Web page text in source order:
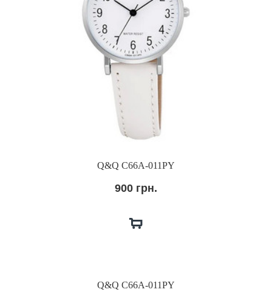
Q&Q C66A-011PY
900 грн.
Q&Q C66A-011PY